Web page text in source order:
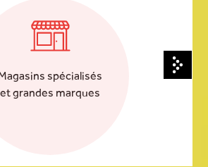
spécialisés
et grandes marques